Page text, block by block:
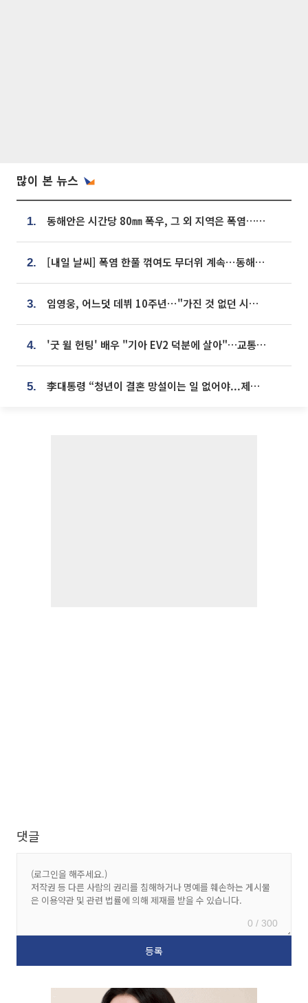
많이 본 뉴스
1. 동해안은 시간당 80㎜ 폭우, 그 외 지역은 폭염…‘극과 극 날씨’
2. [내일 날씨] 폭염 한풀 꺾여도 무더위 계속⋯동해안 이틀 연속 비
3. 임영웅, 어느덧 데뷔 10주년⋯"가진 것 없던 시절, 내 앞엔 20명의 팬뿐"
4. '굿 윌 헌팅' 배우 "기아 EV2 덕분에 살아"…교통사고 후 안전성 극찬
5. 李대통령 “청년이 결혼 망설이는 일 없어야...제도상 불이익 조사”
댓글
0 / 300